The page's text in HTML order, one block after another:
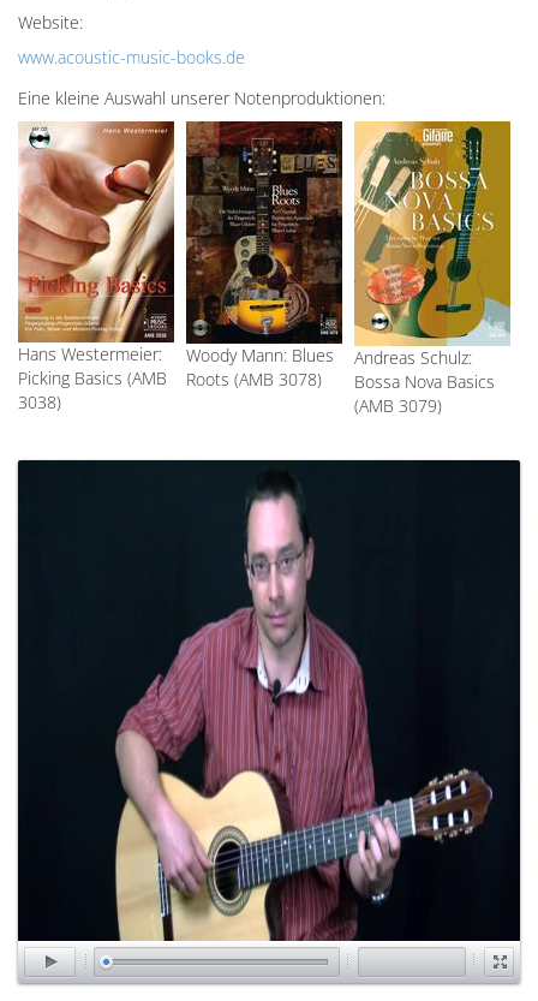
Website:
www.acoustic-music-books.de
Eine kleine Auswahl unserer Notenproduktionen:
Hans Westermeier:
Picking Basics (AMB
3038)
Woody Mann: Blues
Roots (AMB 3078)
Andreas Schulz:
Bossa Nova Basics
(AMB 3079)